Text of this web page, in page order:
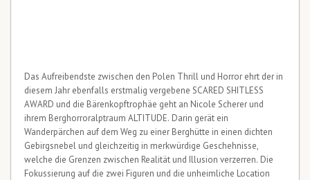
Das Aufreibendste zwischen den Polen Thrill und Horror ehrt der in
diesem Jahr ebenfalls erstmalig vergebene SCARED SHITLESS
AWARD und die Bärenkopftrophäe geht an Nicole Scherer und
ihrem Berghorroralptraum ALTITUDE. Darin gerät ein
Wanderpärchen auf dem Weg zu einer Berghütte in einen dichten
Gebirgsnebel und gleichzeitig in merkwürdige Geschehnisse,
welche die Grenzen zwischen Realität und Illusion verzerren. Die
Fokussierung auf die zwei Figuren und die unheimliche Location